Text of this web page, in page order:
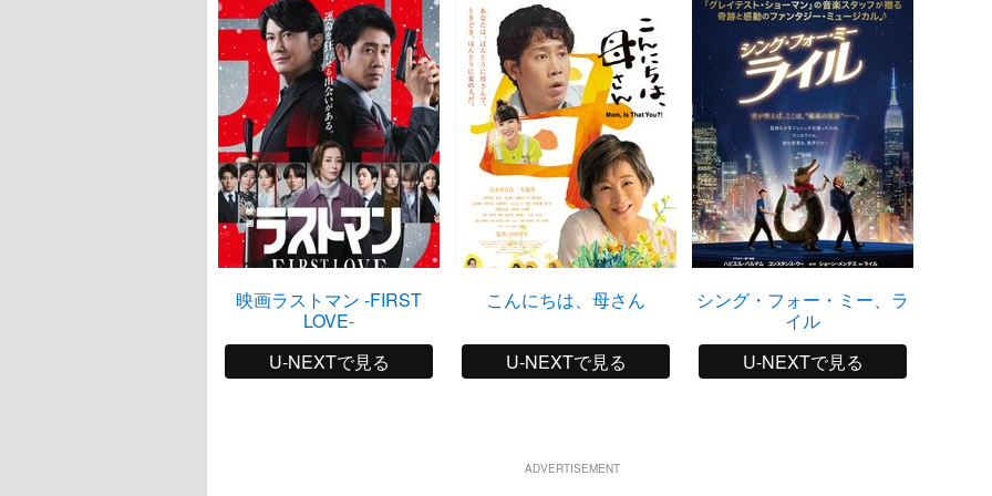
映画ラストマン -FIRST
LOVE-
U-NEXTで見る
こんにちは、母さん
U-NEXTで見る
シング・フォー・ミー、ラ
イル
U-NEXTで見る
ADVERTISEMENT